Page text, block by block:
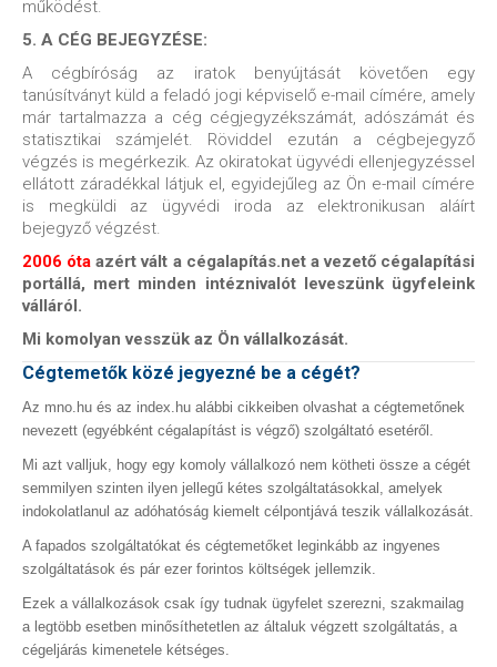
működést.
5. A CÉG BEJEGYZÉSE:
A cégbíróság az iratok benyújtását követően egy
tanúsítványt küld a feladó jogi képviselő e-mail címére, amely
már tartalmazza a cég cégjegyzékszámát, adószámát és
statisztikai számjelét. Röviddel ezután a cégbejegyző
végzés is megérkezik. Az okiratokat ügyvédi ellenjegyzéssel
ellátott záradékkal látjuk el, egyidejűleg az Ön e-mail címére
is megküldi az ügyvédi iroda az elektronikusan aláírt
bejegyző végzést.
2006 óta azért vált a cégalapítás.net a vezető cégalapítási
portállá, mert minden intéznivalót leveszünk ügyfeleink
válláról.
Mi komolyan vesszük az Ön vállalkozását.
Cégtemetők közé jegyezné be a cégét?
Az mno.hu és az index.hu alábbi cikkeiben olvashat a cégtemetőnek
nevezett (egyébként cégalapítást is végző) szolgáltató esetéről.
Mi azt valljuk, hogy egy komoly vállalkozó nem kötheti össze a cégét
semmilyen szinten ilyen jellegű kétes szolgáltatásokkal, amelyek
indokolatlanul az adóhatóság kiemelt célpontjává teszik vállalkozását.
A fapados szolgáltatókat és cégtemetőket leginkább az ingyenes
szolgáltatások és pár ezer forintos költségek jellemzik.
Ezek a vállalkozások csak így tudnak ügyfelet szerezni, szakmailag
a legtöbb esetben minősíthetetlen az általuk végzett szolgáltatás, a
cégeljárás kimenetele kétséges.